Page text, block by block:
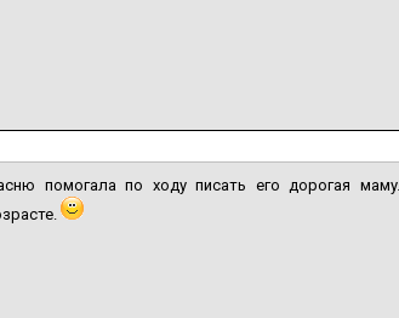
помогала по ходу писать его дорогая